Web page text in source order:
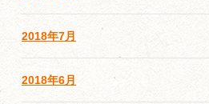
2018年7月
2018年6月